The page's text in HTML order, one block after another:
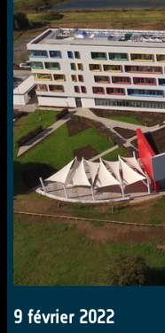
9 février 2022